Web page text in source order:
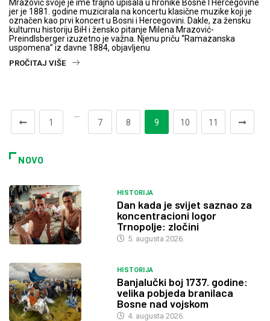
Mrazović svoje je ime trajno upisala u hronike Bosne I Hercegovine
jer je 1881. godine muzicirala na koncertu klasične muzike koji je
označen kao prvi koncert u Bosni i Hercegovini. Dakle, za žensku
kulturnu historiju BiH i žensko pitanje Milena Mrazović-
Preindlsberger izuzetno je važna. Njenu priču “Ramazanska
uspomena” iz davne 1884, objavljenu
PROČITAJ VIŠE
1
…
7
8 9 10 11
NOVO
HISTORIJA
Dan kada je svijet saznao za
koncentracioni logor
Trnopolje: zločini
5. augusta 2026.
HISTORIJA
Banjalučki boj 1737. godine:
velika pobjeda branilaca
Bosne nad vojskom
4. augusta 2026.